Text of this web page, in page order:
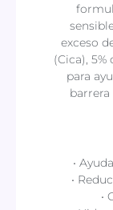
exceso
(Cica),
para
•
•
•